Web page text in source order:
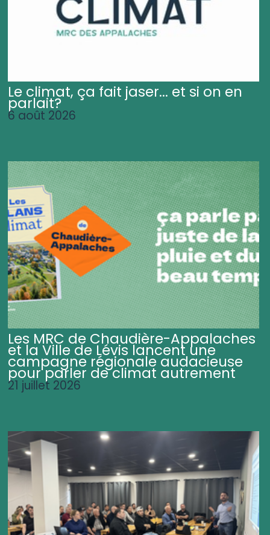
Le climat, ça fait jaser... et si on en
parlait?
6 août 2026
Les MRC de Chaudière-Appalaches
et la Ville de Lévis lancent une
campagne régionale audacieuse
pour parler de climat autrement
21 juillet 2026